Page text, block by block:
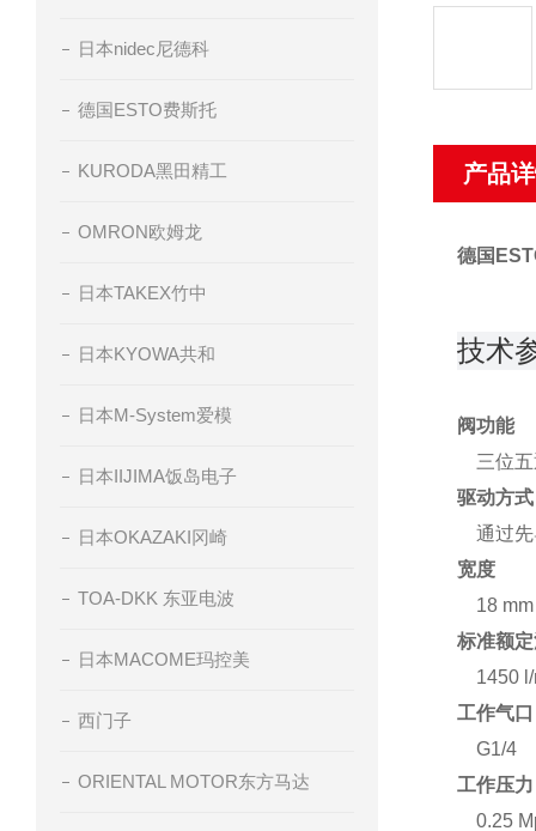
日本nidec尼德科
德国ESTO费斯托
KURODA黑田精工
OMRON欧姆龙
日本TAKEX竹中
日本KYOWA共和
日本M-System爱模
日本IIJIMA饭岛电子
日本OKAZAKI冈崎
TOA-DKK 东亚电波
日本MACOME玛控美
西门子
ORIENTAL MOTOR东方马达
产品
德国
技术
阀功能
三位
驱动方式
通过
宽度
18 mm
标准额
1450
工作气口
G1/4
工作压力
0.25